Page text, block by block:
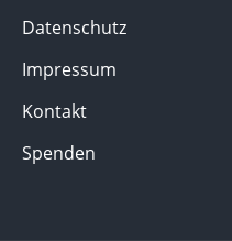
Datenschutz
Impressum
Kontakt
Spenden